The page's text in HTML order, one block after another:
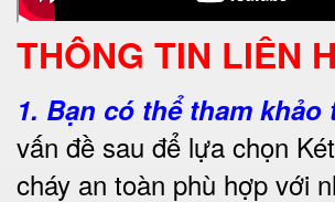
THÔNG TIN LIÊN
1. Bạn có thể tham khảo
vấn đề sau để lựa chọn
cháy an toàn phù hợp với